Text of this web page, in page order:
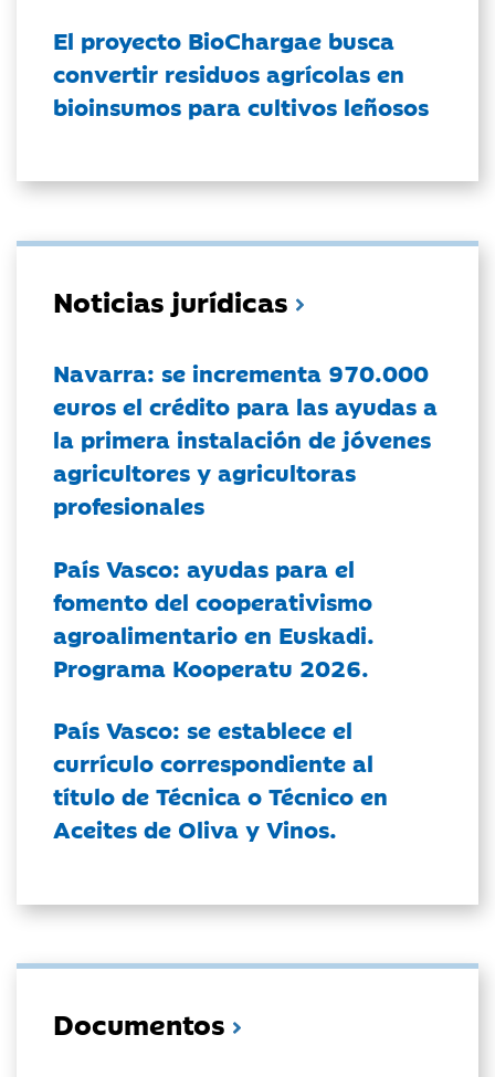
El proyecto BioChargae busca
convertir residuos agrícolas en
bioinsumos para cultivos leñosos
Noticias jurídicas
Navarra: se incrementa 970.000
euros el crédito para las ayudas a
la primera instalación de jóvenes
agricultores y agricultoras
profesionales
País Vasco: ayudas para el
fomento del cooperativismo
agroalimentario en Euskadi.
Programa Kooperatu 2026.
País Vasco: se establece el
currículo correspondiente al
título de Técnica o Técnico en
Aceites de Oliva y Vinos.
Documentos